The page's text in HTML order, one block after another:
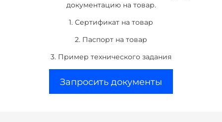
документацию на товар.
1. Сертификат на товар
2. Паспорт на товар
3. Пример технического задания
Запросить документы